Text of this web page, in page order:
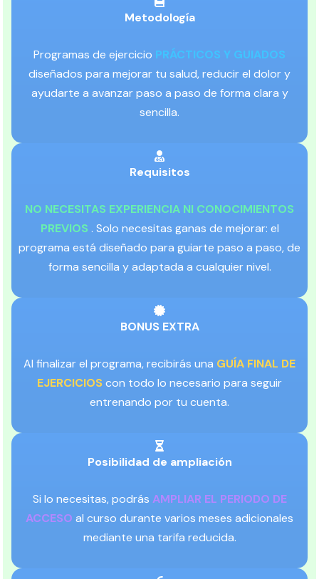
Metodología
Programas de ejercicio PRÁCTICOS Y GUIADOS
diseñados para mejorar tu salud, reducir el dolor y
ayudarte a avanzar paso a paso de forma clara y
sencilla.
Requisitos
NO NECESITAS EXPERIENCIA NI CONOCIMIENTOS
PREVIOS . Solo necesitas ganas de mejorar: el
programa está diseñado para guiarte paso a paso, de
forma sencilla y adaptada a cualquier nivel.
BONUS EXTRA
Al finalizar el programa, recibirás una GUÍA FINAL DE
EJERCICIOS con todo lo necesario para seguir
entrenando por tu cuenta.
Posibilidad de ampliación
Si lo necesitas, podrás AMPLIAR EL PERIODO DE
ACCESO al curso durante varios meses adicionales
mediante una tarifa reducida.